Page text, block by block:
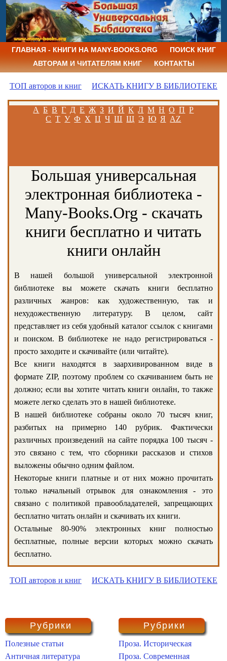
ГЛАВНАЯ - КНИГИ НА MANY-BOOKS.ORG
ПОИСК КНИГ
АВТОРАМ И ЧИТАТЕЛЯМ КНИГ
КОНТАКТЫ
ТОП авторов и книг ИСКАТЬ КНИГУ В БИБЛИОТЕКЕ
А Б В Г Д Е Ж З И Й К Л М Н О П Р
С Т У Ф Х Ц Ч Ш Щ Э Ю Я AZ
Большая универсальная
электронная библиотека -
Many-Books.Org - скачать
книги бесплатно и читать
книги онлайн
В нашей большой универсальной электронной
библиотеке вы можете скачать книги бесплатно
различных жанров: как художественную, так и
нехудожественную литературу. В целом, сайт
представляет из себя удобный каталог ссылок с книгами
и поиском. В библиотеке не надо регистрироваться -
просто заходите и скачивайте (или читайте).
Все книги находятся в заархивированном виде в
формате ZIP, поэтому проблем со скачиванием быть не
должно; если вы хотите читать книги онлайн, то также
можете легко сделать это в нашей библиотеке.
В нашей библиотеке собраны около 70 тысяч книг,
разбитых на примерно 140 рубрик. Фактически
различных произведений на сайте порядка 100 тысяч -
это связано с тем, что сборники рассказов и стихов
выложены обычно одним файлом.
Некоторые книги платные и от них можно прочитать
только начальный отрывок для ознакомления - это
связано с политикой правообладателей, запрещающих
бесплатно читать онлайн и скачивать их книги.
Остальные 80-90% электронных книг полностью
бесплатные, полные версии которых можно скачать
бесплатно.
ТОП авторов и книг ИСКАТЬ КНИГУ В БИБЛИОТЕКЕ
Рубрики
Полезные статьи
Античная литература
Рубрики
Проза. Историческая
Проза. Современная